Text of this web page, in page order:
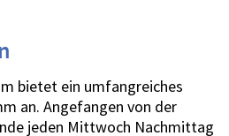
bietet ein umfangreiches
an. Angefangen von der
jeden Mittwoch Nachmittag